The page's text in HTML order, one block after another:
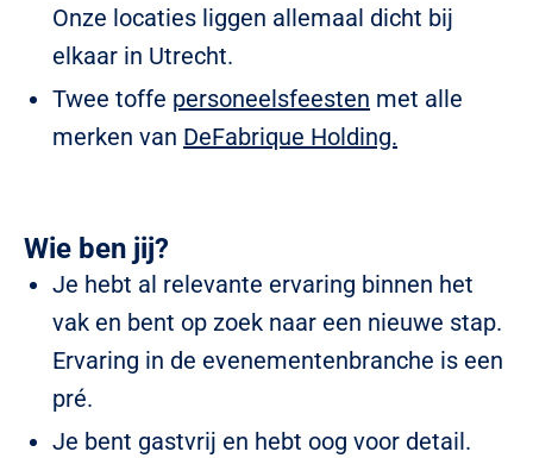
Onze locaties liggen allemaal dicht bij
elkaar in Utrecht.
Twee toffe personeelsfeesten met alle
merken van DeFabrique Holding.
Wie ben jij?
Je hebt al relevante ervaring binnen het
vak en bent op zoek naar een nieuwe stap.
Ervaring in de evenementenbranche is een
pré.
Je bent gastvrij en hebt oog voor detail.